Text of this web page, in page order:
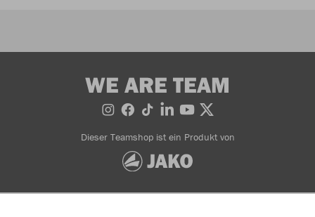
WE ARE TEAM
Dieser Teamshop ist ein Produkt von